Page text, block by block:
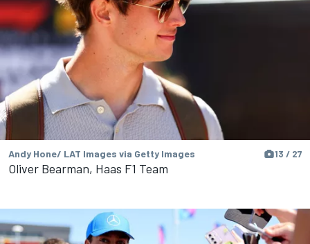
Andy Hone/ LAT Images via Getty Images 13 / 27
Oliver Bearman, Haas F1 Team